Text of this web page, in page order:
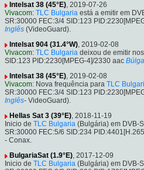
Intelsat 38 (45°E), 2019-07-26
Vivacom: TLC Bulgaria está a emitir em
SR:30000 FEC:3/4 SID:123
Inglês (VideoGuard).
Intelsat 904 (31.4°W), 2019-02-08
Vivacom: TLC Bulgaria deixou de emitir
SID:123 PID:2230[MPEG-4]/2330 aac
Intelsat 38 (45°E), 2019-02-08
Vivacom: Nova frequência para TLC
SR:30000 FEC:3/4 SID:123
Inglês- VideoGuard).
Hellas Sat 3 (39°E), 2018-11-19
Inicio de TLC Bulgaria (Bulgária) em DVB-
SR:30000 FEC:5/6 SID:234
- Conax.
BulgariaSat (1.9°E), 2017-12-09
Inicio de TLC Bulgaria (Bulgária) em DVB-